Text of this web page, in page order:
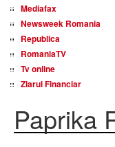
Mediafax
Newsweek Romania
Republica
RomaniaTV
Tv online
Ziarul Financiar
Paprika